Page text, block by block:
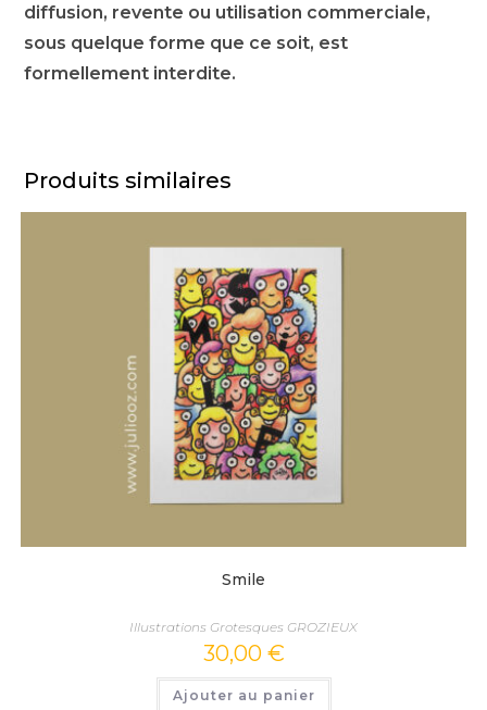
diffusion, revente ou utilisation commerciale,
sous quelque forme que ce soit, est
formellement interdite.
Produits similaires
Smile
Illustrations Grotesques GROZIEUX
30,00 €
Ajouter au panier